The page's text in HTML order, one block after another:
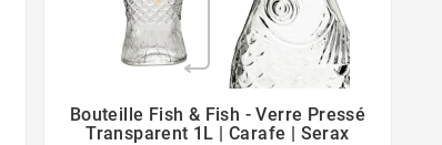
  
Bouteille Fish & Fish - Verre Pressé
Transparent 1L | Carafe | Serax